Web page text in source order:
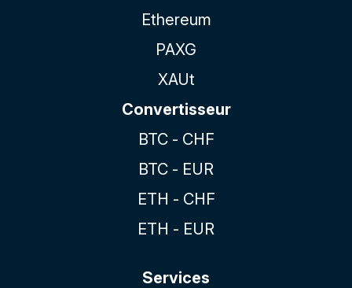
Ethereum
PAXG
XAUt
Convertisseur
BTC - CHF
BTC - EUR
ETH - CHF
ETH - EUR
Services